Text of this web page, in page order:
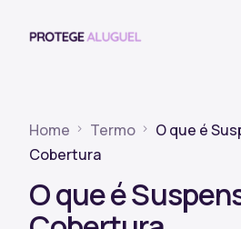
Home Termo
O que é
Cobertura
O que é